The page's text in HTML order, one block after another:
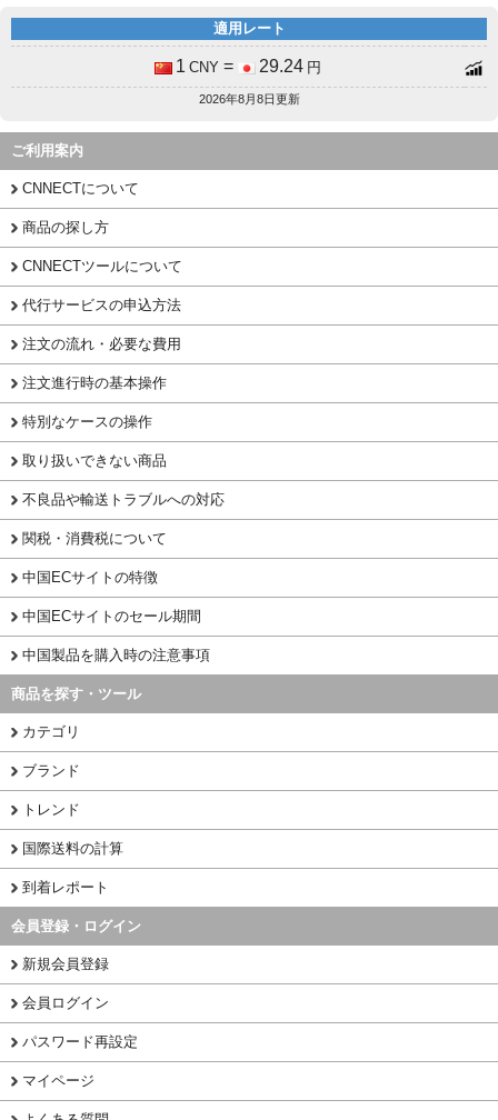
適用レート
1 CNY = 29.24 円
2026年8月8日更新
ご利用案内
CNNECTについて
商品の探し方
CNNECTツールについて
代行サービスの申込方法
注文の流れ・必要な費用
注文進行時の基本操作
特別なケースの操作
取り扱いできない商品
不良品や輸送トラブルへの対応
関税・消費税について
中国ECサイトの特徴
中国ECサイトのセール期間
中国製品を購入時の注意事項
商品を探す・ツール
カテゴリ
ブランド
トレンド
国際送料の計算
到着レポート
会員登録・ログイン
新規会員登録
会員ログイン
パスワード再設定
マイページ